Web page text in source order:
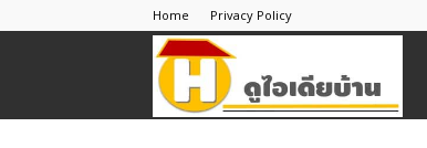
Home Privacy Policy